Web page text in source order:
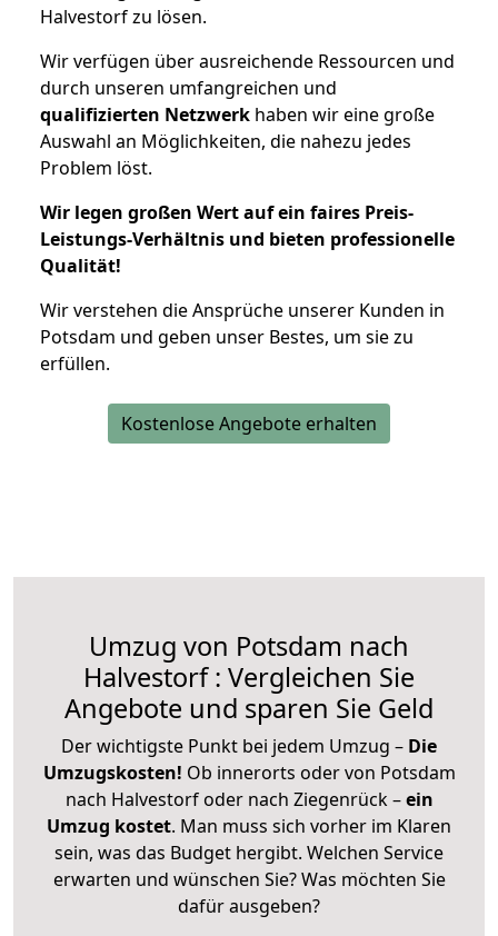
Halvestorf zu lösen.
Wir verfügen über ausreichende Ressourcen und
durch unseren umfangreichen und
qualifizierten Netzwerk haben wir eine große
Auswahl an Möglichkeiten, die nahezu jedes
Problem löst.
Wir legen großen Wert auf ein faires Preis-
Leistungs-Verhältnis und bieten professionelle
Qualität!
Wir verstehen die Ansprüche unserer Kunden in
Potsdam und geben unser Bestes, um sie zu
erfüllen.
Kostenlose Angebote erhalten
Umzug von Potsdam nach
Halvestorf : Vergleichen Sie
Angebote und sparen Sie Geld
Der wichtigste Punkt bei jedem Umzug – Die
Umzugskosten! Ob innerorts oder von Potsdam
nach Halvestorf oder nach Ziegenrück –ein
Umzug kostet. Man muss sich vorher im Klaren
sein, was das Budget hergibt. Welchen Service
erwarten und wünschen Sie? Was möchten Sie
dafür ausgeben?